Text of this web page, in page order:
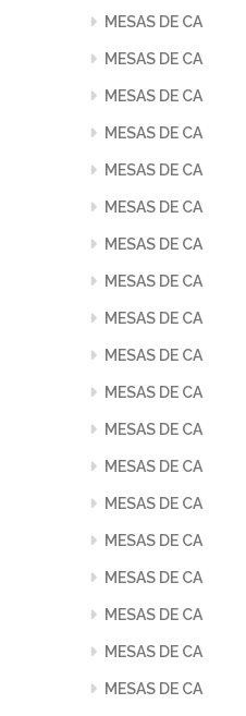
MESAS DE CA
MESAS DE CA
MESAS DE CA
MESAS DE CA
MESAS DE CA
MESAS DE CA
MESAS DE CA
MESAS DE CA
MESAS DE CA
MESAS DE CA
MESAS DE CA
MESAS DE CA
MESAS DE CA
MESAS DE CA
MESAS DE CA
MESAS DE CA
MESAS DE CA
MESAS DE CA
MESAS DE CA